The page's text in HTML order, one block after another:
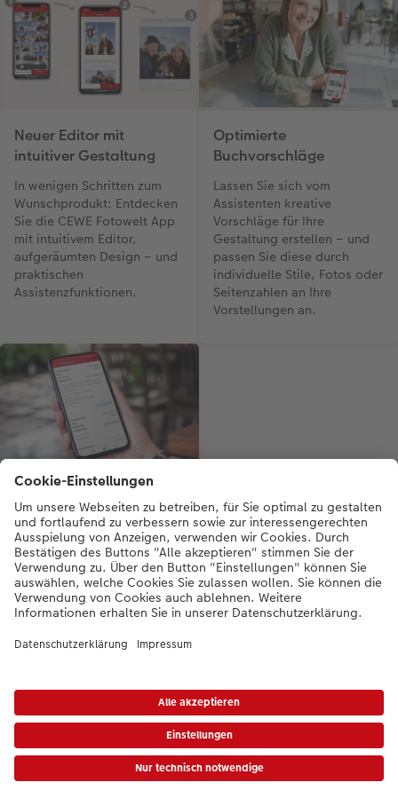
Neuer Editor mit
intuitiver Gestaltung
In wenigen Schritten zum
Wunschprodukt: Entdecken
Sie die CEWE Fotowelt App
mit intuitivem Editor,
aufgeräumten Design – und
praktischen
Assistenzfunktionen.
Optimierte
Buchvorschläge
Lassen Sie sich vom
Assistenten kreative
Vorschläge für Ihre
Gestaltung erstellen – und
passen Sie diese durch
individuelle Stile, Fotos oder
Seitenzahlen an Ihre
Vorstellungen an.
Alle Bestellungen auf
einen Blick
Ihre CEWE-Bestellungen an
einem Ort: Egal ob Sie in der
App, Software oder auch
online Produkte bestellt
Sie alles im Blick. Und
* Die UVP gelten inkl. MwSt. zzgl. Versandkosten (ggf. auch bei Filialabholung) gem.
Preisliste